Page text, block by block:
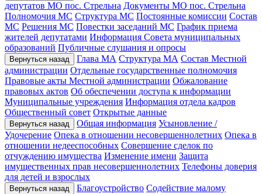
депутатов МО пос. Стрельна Документы МО пос. Стрельна
Полномочия МС Структура МС Постоянные комиссии Состав
МС Решения МС Повестки заседаний МС График приема
жителей депутатами Информация Совета муниципальных
образований Публичные слушания и опросы
Вернуться назад Глава МА Структура МА Состав Местной
администрации Отдельные государственные полномочия
Правовые акты Местной администрации Обжалование
правовых актов Об обеспечении доступа к информации
Муниципальные учреждения Информация отдела кадров
Общественный совет Открытые данные
Вернуться назад Общая информация Усыновление /
Удочерение Опека в отношении несовершеннолетних Опека в
отношении недееспособных Совершение сделок по
отчуждению имущества Изменение имени Защита
имущественных прав несовершеннолетних Телефоны доверия
для детей и взрослых
Вернуться назад Благоустройство Содействие малому